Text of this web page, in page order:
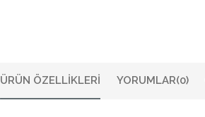
ÜRÜN ÖZELLIKLERI YORUMLAR(0)